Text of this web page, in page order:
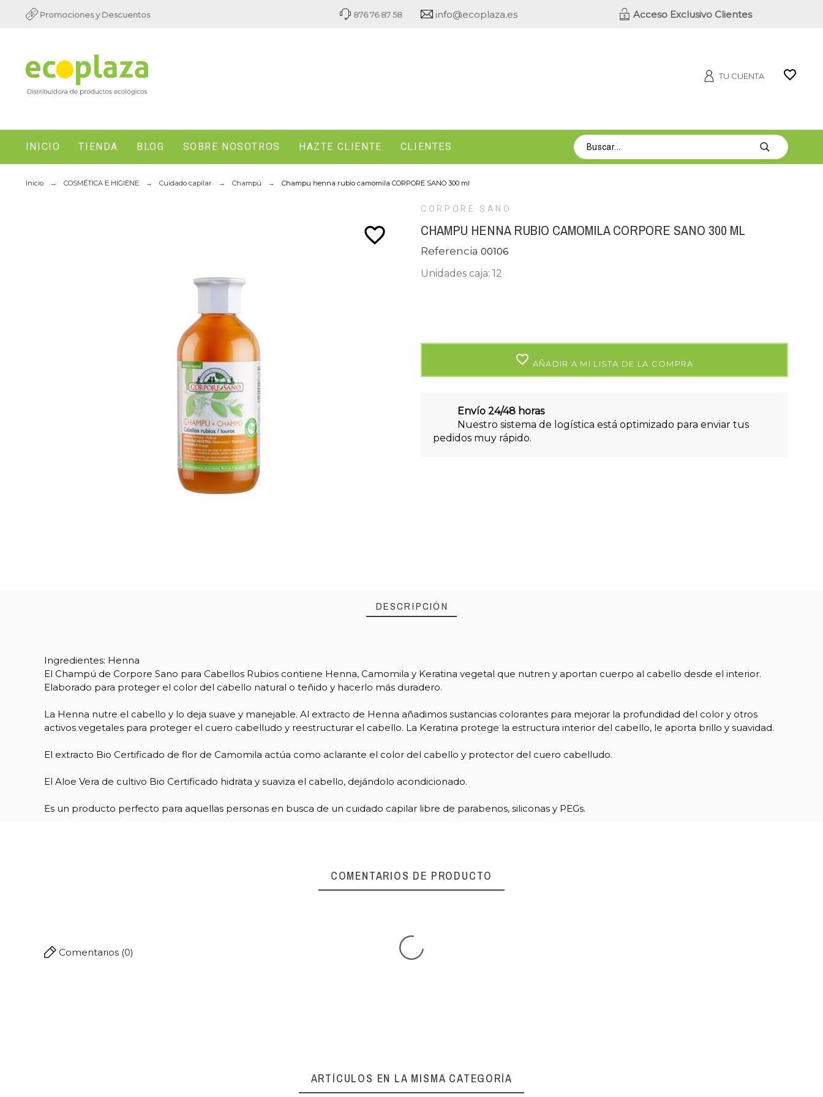
Promociones y Descuentos 876 76 87 58 info@ecoplaza.es Acceso Exclusivo Clientes
TU CUENTA
INICIO TIENDA BLOG SOBRE NOSOTROS HAZTE CLIENTE CLIENTES
Inicio COSMÉTICA E HIGIENE Cuidado capilar Champú Champu henna rubio camomila CORPORE SANO 300 ml
favorite_border
CORPORE SANO
CHAMPU HENNA RUBIO CAMOMILA CORPORE SANO 300 ML
Referencia 00106
Unidades caja: 12
favorite_border AÑADIR A MI LISTA DE LA COMPRA
Envío 24/48 horas
Nuestro sistema de logística está optimizado para enviar tus
pedidos muy rápido.
DESCRIPCIÓN
Ingredientes: Henna
El Champú de Corpore Sano para Cabellos Rubios contiene Henna, Camomila y Keratina vegetal que nutren y aportan cuerpo al cabello desde el interior.
Elaborado para proteger el color del cabello natural o teñido y hacerlo más duradero.
La Henna nutre el cabello y lo deja suave y manejable. Al extracto de Henna añadimos sustancias colorantes para mejorar la profundidad del color y otros
activos vegetales para proteger el cuero cabelludo y reestructurar el cabello. La Keratina protege la estructura interior del cabello, le aporta brillo y suavidad.
El extracto Bio Certificado de flor de Camomila actúa como aclarante el color del cabello y protector del cuero cabelludo.
El Aloe Vera de cultivo Bio Certificado hidrata y suaviza el cabello, dejándolo acondicionado.
Es un producto perfecto para aquellas personas en busca de un cuidado capilar libre de parabenos, siliconas y PEGs.
Referencia
COMENTARIOS DE PRODUCTO
Comentarios (0)
ARTÍCULOS EN LA MISMA CATEGORÍA